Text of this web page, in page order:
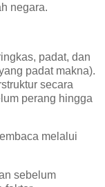
negara.
padat, dan
padat makna).
secara
perang hingga
melalui
sebelum